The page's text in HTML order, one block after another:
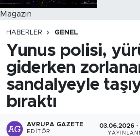
Magazin
HABERLER GENEL
Yunus polisi,
giderken
sandalyeyle
bıraktı
AVRUPA GAZETE
EDITÖR
03.06.2026 -